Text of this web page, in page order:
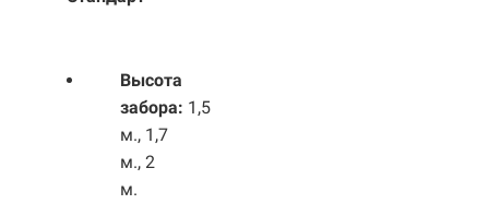
Высота
забора: 1,5
м., 1,7
м., 2
м.